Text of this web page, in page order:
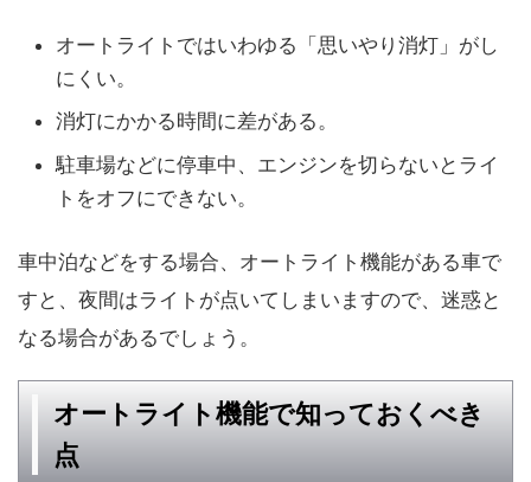
オートライトではいわゆる「思いやり消灯」がし
にくい。
消灯にかかる時間に差がある。
駐車場などに停車中、エンジンを切らないとライ
トをオフにできない。
車中泊などをする場合、オートライト機能がある車で
すと、夜間はライトが点いてしまいますので、迷惑と
なる場合があるでしょう。
オートライト機能で知っておくべき
点